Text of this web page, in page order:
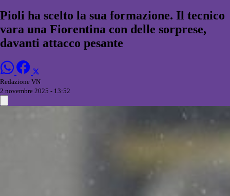
Pioli ha scelto la sua formazione. Il tecnico
vara una Fiorentina con delle sorprese,
davanti attacco pesante
Redazione VN
2 novembre 2025 - 13:52